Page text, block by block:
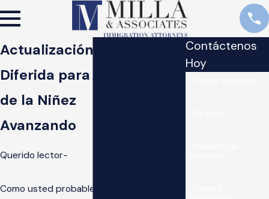
Actualización de Acción
Diferida para las Llegadas
de la Niñez
Avanzando
Querido lector-
Como usted probablemente vio en las
Contáctenos
Hoy